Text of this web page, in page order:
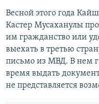
Весной этого года
Кастер Мусаханулы
им гражданство или
выехать в третью
письмо из МВД. В нем
время выдать
не представляется